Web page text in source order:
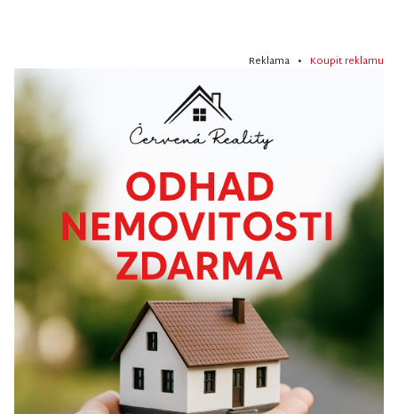
Reklama • Koupit reklamu